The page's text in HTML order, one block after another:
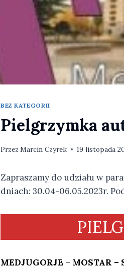
BEZ KATEGORII
Pielgrzymka
Przez Marcin Czyrek 19 listopada
Zapraszamy do udziału w
dniach: 30.04-06.05.2023r.
MEDJUGORJE – MOSTAR –